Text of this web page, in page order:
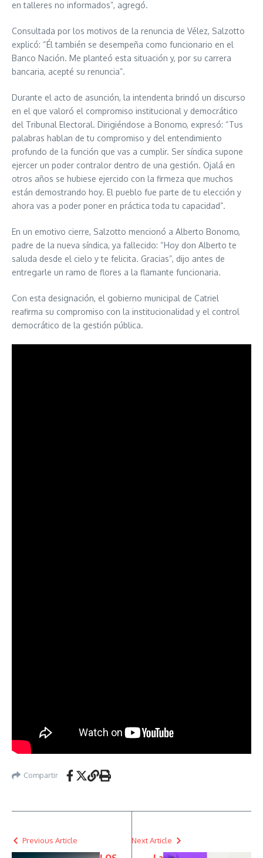
en talleres no informados”, agregó.
Consultada por los motivos de la renuncia de Vélez, Salzotto
explicó: “Él también se desempeña como funcionario en el
Banco Nación. Me planteó esta situación y, por su carrera
bancaria, acepté su renuncia”.
Durante el acto de asunción, la intendenta brindó un discurso
en el que valoró el compromiso institucional y democrático
del Tribunal Electoral. Dirigiéndose a Bonomo, expresó: “Tus
palabras hablan de tu compromiso y del entendimiento
profundo de la función que vas a cumplir. Ser síndica supone
ejercer un poder contralor dentro de una gestión. Ojalá en
otros años se hubiese ejercido con la firmeza que muchos
están demostrando hoy. El pueblo fue parte de tu elección y
ahora vas a poder poner en práctica toda tu capacidad”.
En un emotivo cierre, Salzotto mencionó a Alberto Bonomo,
padre de la nueva síndica, ya fallecido: “Hoy don Alberto te
saluda desde el cielo y te felicita. Gracias”, dijo antes de
entregarle un ramo de flores a la flamante funcionaria.
Con esta designación, el gobierno municipal de Catriel
reafirma su compromiso con la institucionalidad y el control
democrático de la gestión pública.
Compartir
Previous Article Next Article